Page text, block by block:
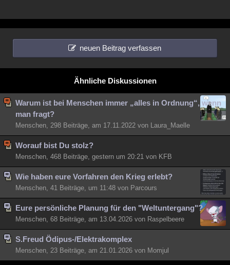
neuen Beitrag verfassen
Ähnliche Diskussionen
Warum ist bei Menschen immer „alles in Ordnung“, wenn
man fragt?
Menschen, 298 Beiträge, am 17.11.2022 von Laura_Maelle
Worauf bist Du stolz?
Menschen, 468 Beiträge, gestern um 20:21 von KFB
Wie haben eure Vorfahren den Krieg erlebt?
Menschen, 41 Beiträge, um 11:48 von Parcours
Eure persönliche Planung für den "Weltuntergang"?
Menschen, 68 Beiträge, am 13.04.2026 von Raspelbeere
S.Freud Ödipus-/Elektrakomplex
Menschen, 23 Beiträge, am 21.01.2026 von Momjul